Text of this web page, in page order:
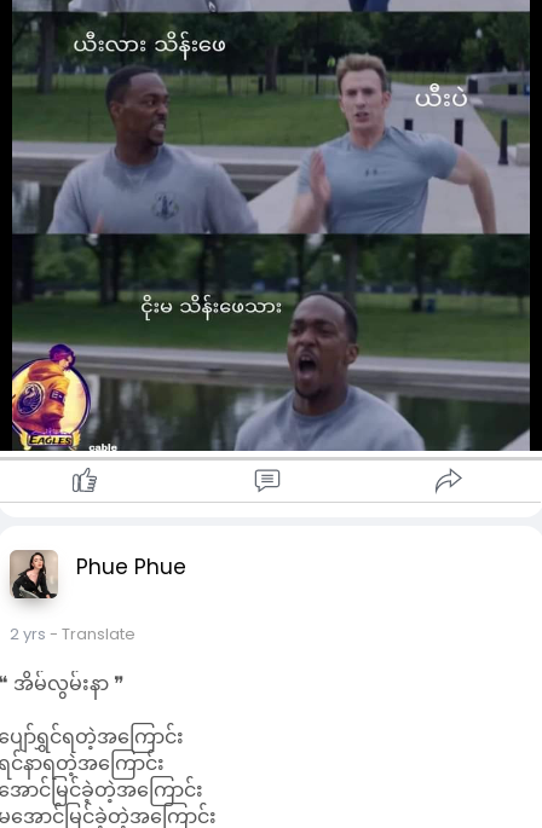
Phue Phue
2 yrs - Translate
အိမ်လွမ်းနာ ❞
ျော်ရွှင်ရတဲ့အကြောင်း
င်နာရတဲ့အကြောင်း
ောင်မြင်ခဲ့တဲ့အကြောင်း
အောင်မြင်ခဲ့တဲ့အကြောင်း